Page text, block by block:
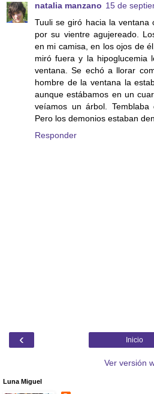
natalia manzano 15 de
Tuuli se giró hacia la ventana
por su vientre agujereado.
en mi camisa, en los ojos de
miró fuera y la hipoglucemia
ventana. Se echó a llorar
hombre de la ventana la
aunque estábamos en un
veíamos un árbol. Temblaba
Pero los demonios estaban
Responder
‹ Inicio
Ver versión
Luna Miguel